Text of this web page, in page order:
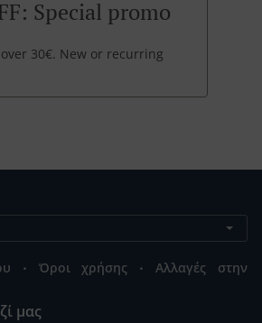
Special promo
30€. New or recurring
. Όροι χρήσης .
Αλλαγές στην
μας